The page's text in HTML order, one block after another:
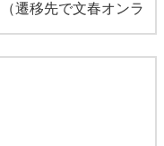
（遷移先で文春オンラ